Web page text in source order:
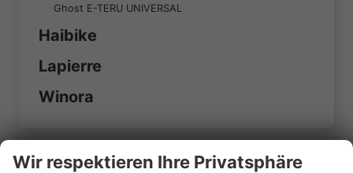
Ghost E-TERU UNIVERSAL
Haibike
Lapierre
Winora
Geparkte Bikes (
Wir respektieren Ihre Privatsphäre